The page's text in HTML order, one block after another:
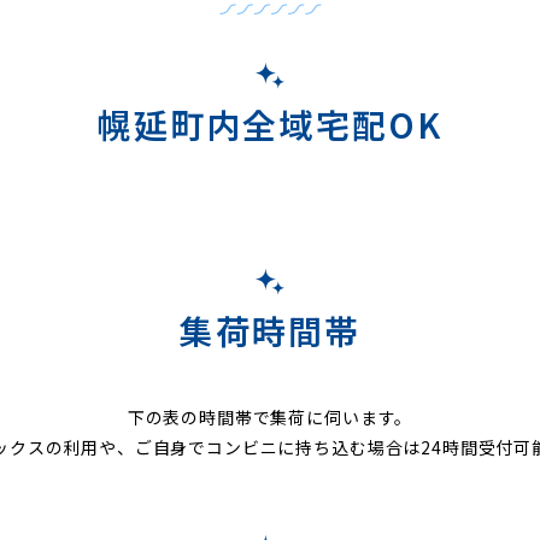
幌延町内全域宅配OK
集荷時間帯
下の表の時間帯で集荷に伺います。
クスの利用や、ご自身でコンビニに持ち込む場合は24時間受付可